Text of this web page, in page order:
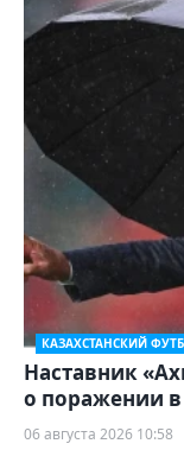
КАЗАХСТАНСКИЙ
Наставник
о поражении
06 августа 2026 10:58